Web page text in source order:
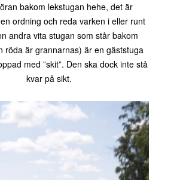
bakom lekstugan hehe, det är
ordning och reda varken i eller runt
andra vita stugan som står bakom
röda är grannarnas) är en gäststuga
med ”skit”. Den ska dock inte stå
kvar på sikt.